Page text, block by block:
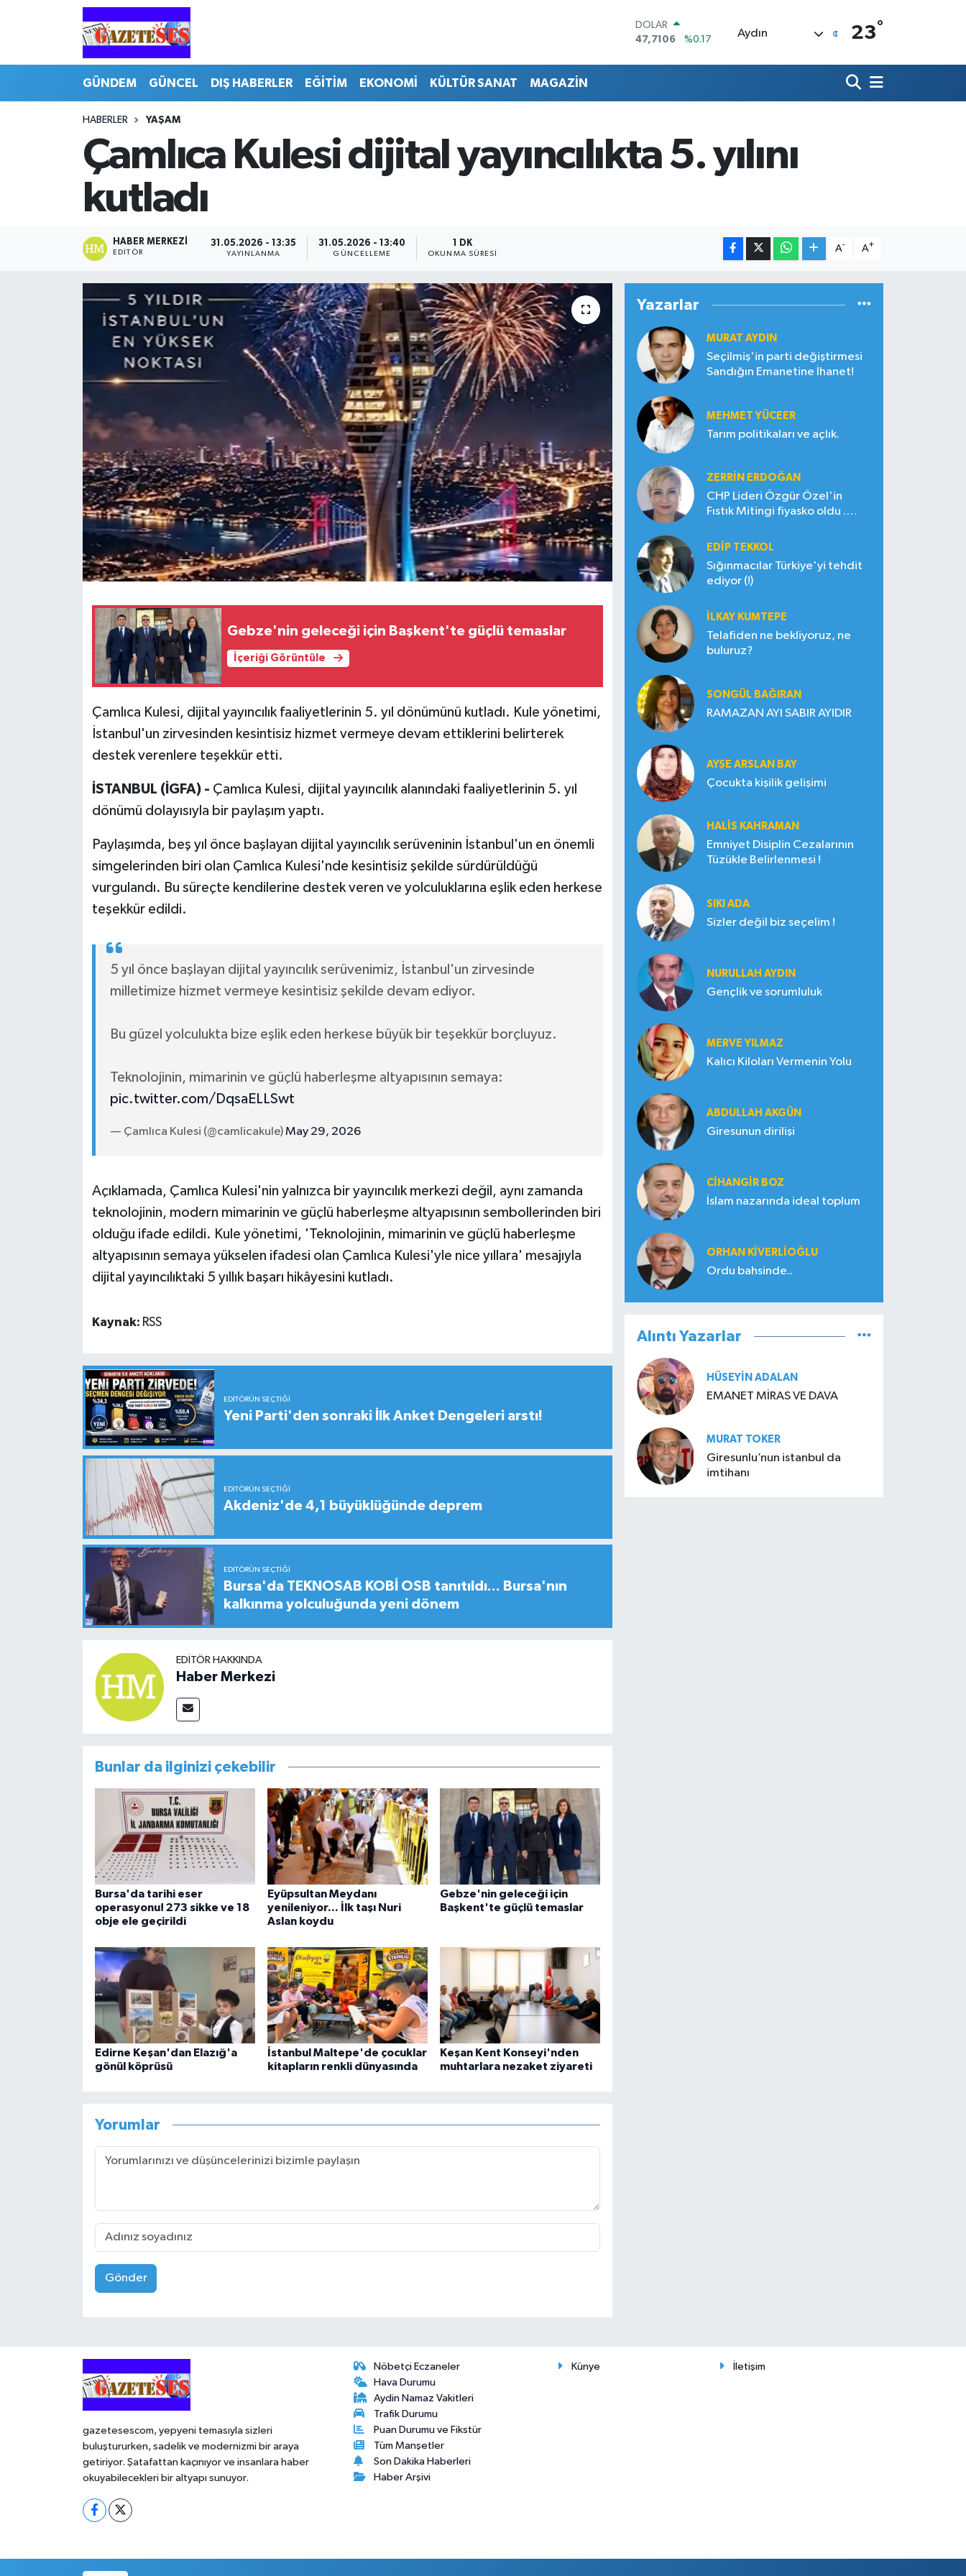
DOLAR
47,7106
%0.17
BİST100
13.773
%-19
BITCOIN
Aydın 23°
GÜNDEM GÜNCEL DIŞ HABERLER EĞİTİM EKONOMİ KÜLTÜR SANAT MAGAZİN
HABERLER YAŞAM
Çamlıca Kulesi dijital yayıncılıkta 5. yılını
kutladı
HABER MERKEZI
EDITÖR
31.05.2026 - 13:35
YAYINLANMA
31.05.2026 - 13:40
GÜNCELLEME
1 DK
OKUNMA SÜRESI
A- A+
Gebze'nin geleceği için Başkent'te güçlü temaslar
İçeriği Görüntüle
Çamlıca Kulesi, dijital yayıncılık faaliyetlerinin 5. yıl dönümünü kutladı. Kule yönetimi,
İstanbul'un zirvesinden kesintisiz hizmet vermeye devam ettiklerini belirterek
destek verenlere teşekkür etti.
İSTANBUL (İGFA) - Çamlıca Kulesi, dijital yayıncılık alanındaki faaliyetlerinin 5. yıl
dönümü dolayısıyla bir paylaşım yaptı.
Paylaşımda, beş yıl önce başlayan dijital yayıncılık serüveninin İstanbul'un en önemli
simgelerinden biri olan Çamlıca Kulesi'nde kesintisiz şekilde sürdürüldüğü
vurgulandı. Bu süreçte kendilerine destek veren ve yolculuklarına eşlik eden herkese
teşekkür edildi.
5 yıl önce başlayan dijital yayıncılık serüvenimiz, İstanbul'un zirvesinde
milletimize hizmet vermeye kesintisiz şekilde devam ediyor.
Bu güzel yolculukta bize eşlik eden herkese büyük bir teşekkür borçluyuz.
Teknolojinin, mimarinin ve güçlü haberleşme altyapısının semaya:
pic.twitter.com/DqsaELLSwt
— Çamlıca Kulesi (@camlicakule)May 29, 2026
Açıklamada, Çamlıca Kulesi'nin yalnızca bir yayıncılık merkezi değil, aynı zamanda
teknolojinin, modern mimarinin ve güçlü haberleşme altyapısının sembollerinden biri
olduğu ifade edildi. Kule yönetimi, 'Teknolojinin, mimarinin ve güçlü haberleşme
altyapısının semaya yükselen ifadesi olan Çamlıca Kulesi'yle nice yıllara' mesajıyla
dijital yayıncılıktaki 5 yıllık başarı hikâyesini kutladı.
Kaynak: RSS
EDITÖRÜN SEÇTIĞI
Yeni Parti'den sonraki İlk Anket Dengeleri arstı!
EDITÖRÜN SEÇTIĞI
Akdeniz'de 4,1 büyüklüğünde deprem
EDITÖRÜN SEÇTIĞI
Bursa'da TEKNOSAB KOBİ OSB tanıtıldı... Bursa'nın
kalkınma yolculuğunda yeni dönem
EDITÖR HAKKINDA
Haber Merkezi
Bunlar da ilginizi çekebilir
Bursa'da tarihi eser
operasyonu! 273 sikke ve 18
obje ele geçirildi
Eyüpsultan Meydanı
yenileniyor... İlk taşı Nuri
Aslan koydu
Gebze'nin geleceği için
Başkent'te güçlü temaslar
Edirne Keşan'dan Elazığ'a
gönül köprüsü
İstanbul Maltepe'de çocuklar
kitapların renkli dünyasında
Keşan Kent Konseyi'nden
muhtarlara nezaket ziyareti
Yorumlar
Gönder
Yazarlar
MURAT AYDIN
Seçilmiş'in parti değiştirmesi
Sandığın Emanetine İhanet!
MEHMET YÜCEER
Tarım politikaları ve açlık.
ZERRIN ERDOĞAN
CHP Lideri Özgür Özel'in
Fıstık Mitingi fiyasko oldu .
EDIP TEKKOL
Sığınmacılar Türkiye'yi tehdit
ediyor (!)
İLKAY KUMTEPE
Telafiden ne bekliyoruz, ne
buluruz?
SONGÜL BAĞIRAN
RAMAZAN AYI SABIR AYIDIR
AYŞE ARSLAN BAY
Çocukta kişilik gelişimi
HALIS KAHRAMAN
Emniyet Disiplin Cezalarının
Tüzükle Belirlenmesi !
SIKI ADA
Sizler değil biz seçelim !
NURULLAH AYDIN
Gençlik ve sorumluluk
MERVE YILMAZ
Kalıcı Kiloları Vermenin Yolu
ABDULLAH AKGÜN
Giresunun dirilişi
CIHANGIR BOZ
İslam nazarında ideal toplum
ORHAN KIVERLIOĞLU
Ordu bahsinde..
Alıntı Yazarlar
HÜSEYIN ADALAN
EMANET MİRAS VE DAVA
MURAT TOKER
Giresunlu’nun istanbul da
imtihanı
gazetesescom, yepyeni temasıyla sizleri
buluştururken, sadelik ve modernizmi bir araya
getiriyor. Şatafattan kaçınıyor ve insanlara haber
okuyabilecekleri bir altyapı sunuyor.
Nöbetçi Eczaneler
Hava Durumu
Aydin Namaz Vakitleri
Trafik Durumu
Puan Durumu ve Fikstür
Tüm Manşetler
Son Dakika Haberleri
Haber Arşivi
Künye İletişim